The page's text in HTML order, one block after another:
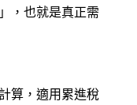
，也就是真正需
算，適用累進稅